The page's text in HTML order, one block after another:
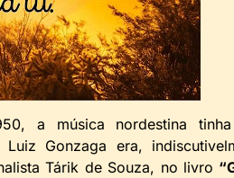
a música nordestina
Gonzaga era,
Tárik de Souza, no livro